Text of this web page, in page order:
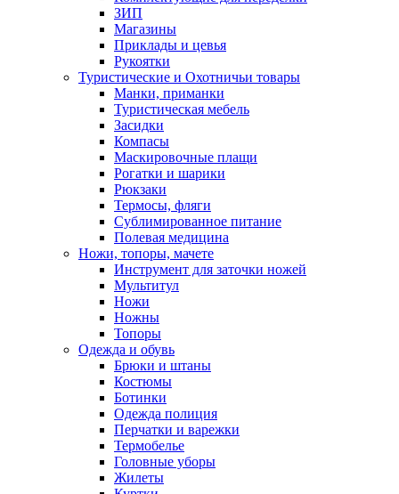
ЗИП
Магазины
Приклады и цевья
Рукоятки
Туристические и Охотничьи товары
Манки, приманки
Туристическая мебель
Засидки
Компасы
Маскировочные плащи
Рогатки и шарики
Рюкзаки
Термосы, фляги
Сублимированное питание
Полевая медицина
Ножи, топоры, мачете
Инструмент для заточки ножей
Мультитул
Ножи
Ножны
Топоры
Одежда и обувь
Брюки и штаны
Костюмы
Ботинки
Одежда полиция
Перчатки и варежки
Термобелье
Головные уборы
Жилеты